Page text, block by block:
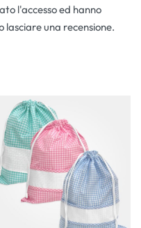
l'accesso ed hanno
una recensione.